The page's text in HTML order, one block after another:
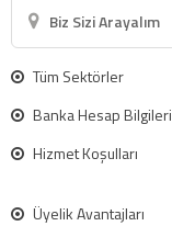
Biz Sizi Arayalım
Tüm Sektörler
Banka Hesap Bilgileri
Hizmet Koşulları
Üyelik Avantajları